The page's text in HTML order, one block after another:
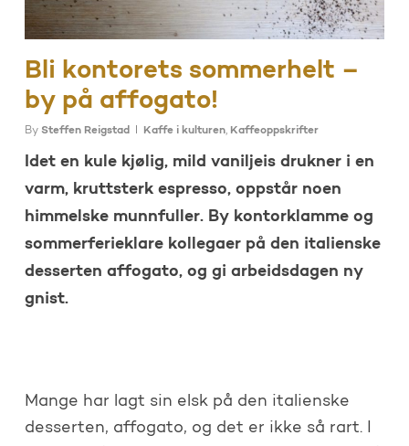
Bli kontorets sommerhelt –
by på affogato!
By Steffen Reigstad Kaffe i kulturen, Kaffeoppskrifter
Idet en kule kjølig, mild vaniljeis drukner i en
varm, kruttsterk espresso, oppstår noen
himmelske munnfuller. By kontorklamme og
sommerferieklare kollegaer på den italienske
desserten affogato, og gi arbeidsdagen ny
gnist.
Mange har lagt sin elsk på den italienske
desserten, affogato, og det er ikke så rart. I